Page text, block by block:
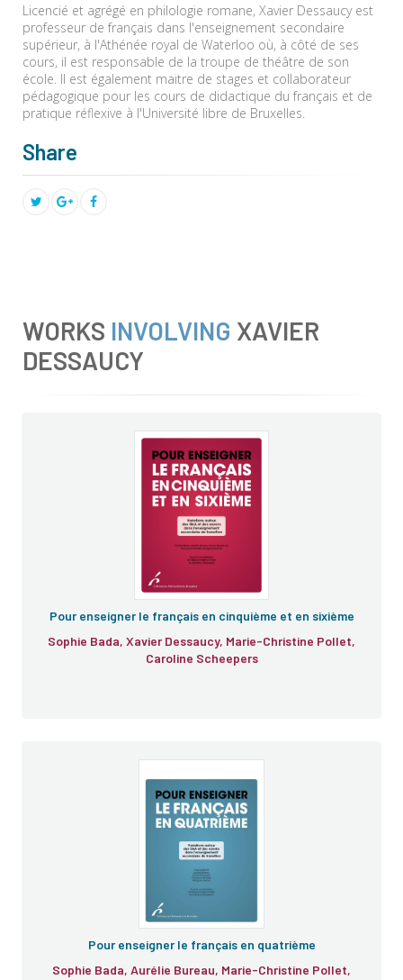
Licencié et agrégé en philologie romane, Xavier Dessaucy est
professeur de français dans l'enseignement secondaire
supérieur, à l'Athénée royal de Waterloo où, à côté de ses
cours, il est responsable de la troupe de théâtre de son
école. Il est également maitre de stages et collaborateur
pédagogique pour les cours de didactique du français et de
pratique réflexive à l'Université libre de Bruxelles.
Share
WORKS INVOLVING XAVIER
DESSAUCY
Pour enseigner le français en cinquième et en sixième
Sophie Bada, Xavier Dessaucy, Marie-Christine Pollet,
Caroline Scheepers
Pour enseigner le français en quatrième
Sophie Bada, Aurélie Bureau, Marie-Christine Pollet,